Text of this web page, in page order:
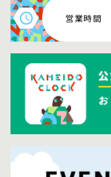
営業時間